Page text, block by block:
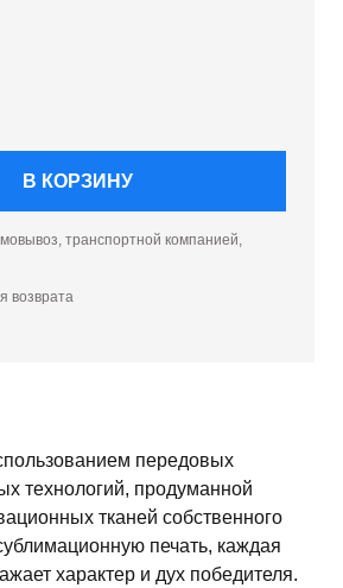
В КОРЗИНУ
транспортной компанией,
возврата
передовых
технологий, продуманной
тканей собственного
печать, каждая
характер и дух победителя.